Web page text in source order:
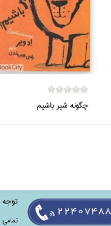
چگونه شير باشيم
توجه